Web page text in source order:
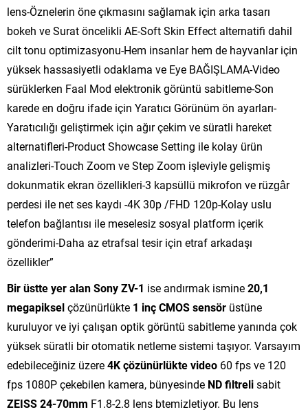
lens-Öznelerin öne çıkmasını sağlamak için arka tasarı
bokeh ve Surat öncelikli AE-Soft Skin Effect alternatifi dahil
cilt tonu optimizasyonu-Hem insanlar hem de hayvanlar için
yüksek hassasiyetli odaklama ve Eye BAĞIŞLAMA-Video
sürüklerken Faal Mod elektronik görüntü sabitleme-Son
karede en doğru ifade için Yaratıcı Görünüm ön ayarları-
Yaratıcılığı geliştirmek için ağır çekim ve süratli hareket
alternatifleri-Product Showcase Setting ile kolay ürün
analizleri-Touch Zoom ve Step Zoom işleviyle gelişmiş
dokunmatik ekran özellikleri-3 kapsüllü mikrofon ve rüzgâr
perdesi ile net ses kaydı -4K 30p /FHD 120p-Kolay uslu
telefon bağlantısı ile meselesiz sosyal platform içerik
gönderimi-Daha az etrafsal tesir için etraf arkadaşı
özellikler”
Bir üstte yer alan Sony ZV-1 ise andırmak ismine20,1
megapikselçözünürlükte 1 inç CMOS sensör üstüne
kuruluyor ve iyi çalışan optik görüntü sabitleme yanında çok
yüksek süratli bir otomatik netleme sistemi taşıyor. Varsayım
edebileceğiniz üzere4Kçözünürlükte video 60 fps ve 120
fps 1080P çekebilen kamera, bünyesinde ND filtrelisabit
ZEISS24-70mm F1.8-2.8 lens btemizletiyor. Bu lens